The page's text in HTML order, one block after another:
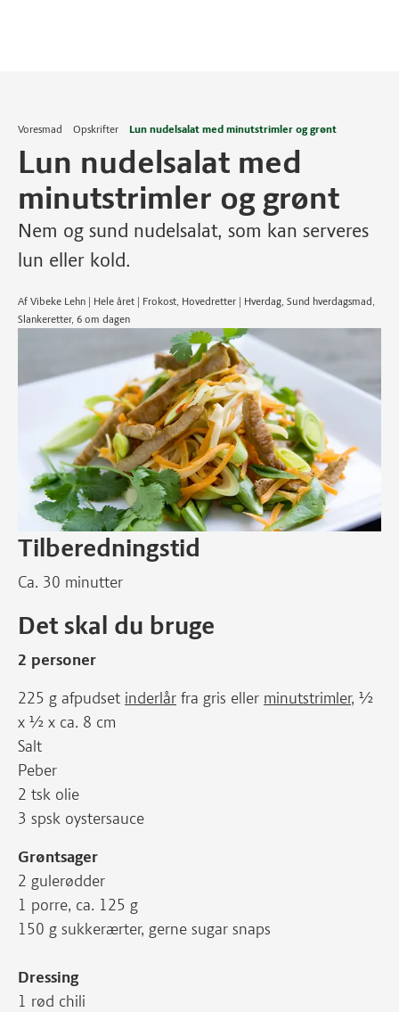
Voresmad Opskrifter Lun nudelsalat med minutstrimler og grønt
Lun nudelsalat med
minutstrimler og grønt
Nem og sund nudelsalat, som kan serveres
lun eller kold.
Af Vibeke Lehn | Hele året | Frokost, Hovedretter | Hverdag, Sund hverdagsmad,
Slankeretter, 6 om dagen
Tilberedningstid
Ca. 30 minutter
Det skal du bruge
2 personer
225 g afpudset inderlår fra gris eller minutstrimler, ½
x ½ x ca. 8 cm
Salt
Peber
2 tsk olie
3 spsk oystersauce
Grøntsager
2 gulerødder
1 porre, ca. 125 g
150 g sukkerærter, gerne sugar snaps
Dressing
1 rød chili